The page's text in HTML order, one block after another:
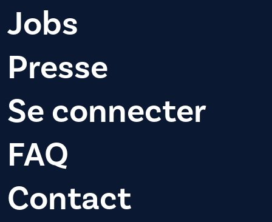
Jobs
Presse
Se connecter
FAQ
Contact